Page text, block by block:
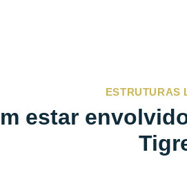
ESTRUTURAS
estar